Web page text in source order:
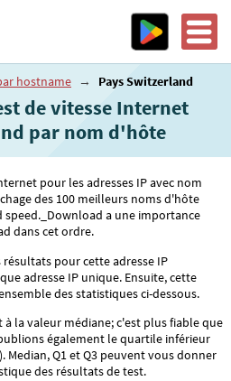
hostname → Pays Switzerland
de vitesse Internet
par nom d'hôte
pour les adresses IP avec nom
des 100 meilleurs noms d'hôte
a une importance
dans cet ordre.
pour cette adresse IP
adresse IP unique. Ensuite, cette
des statistiques ci-dessous.
la valeur médiane; c'est plus fiable que
également le quartile inférieur
Median, Q1 et Q3 peuvent vous donner
des résultats de test.